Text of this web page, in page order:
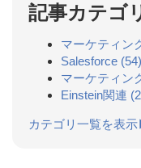
記事カテゴ
マーケティン
Salesforce (54)
マーケティン
Einstein関連
カテゴリ一覧を表